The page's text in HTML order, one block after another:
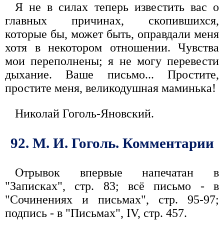
Я не в силах теперь известить вас о
главных причинах, скопившихся,
которые бы, может быть, оправдали меня
хотя в некотором отношении. Чувства
мои переполнены; я не могу перевести
дыхание. Ваше письмо... Простите,
простите меня, великодушная маминька!
Николай Гоголь-Яновский.
92. М. И. Гоголь. Комментарии
Отрывок впервые напечатан в
"Записках", стр. 83; всё письмо - в
"Сочинениях и письмах", стр. 95-97;
подпись - в "Письмах", IV, стр. 457.